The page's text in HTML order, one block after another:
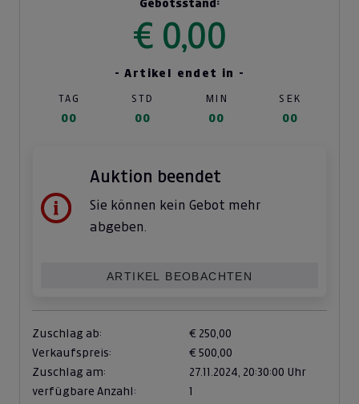
Gebotsstand:
€ 0,00
- Artikel endet in -
TAG STD MIN SEK
00 00 00 00
Auktion beendet
Sie können kein Gebot mehr
abgeben.
ARTIKEL BEOBACHTEN
Zuschlag ab:
€ 250,00
Verkaufspreis:
€ 500,00
Zuschlag am:
27.11.2024, 20:30:00 Uhr
verfügbare Anzahl:
1